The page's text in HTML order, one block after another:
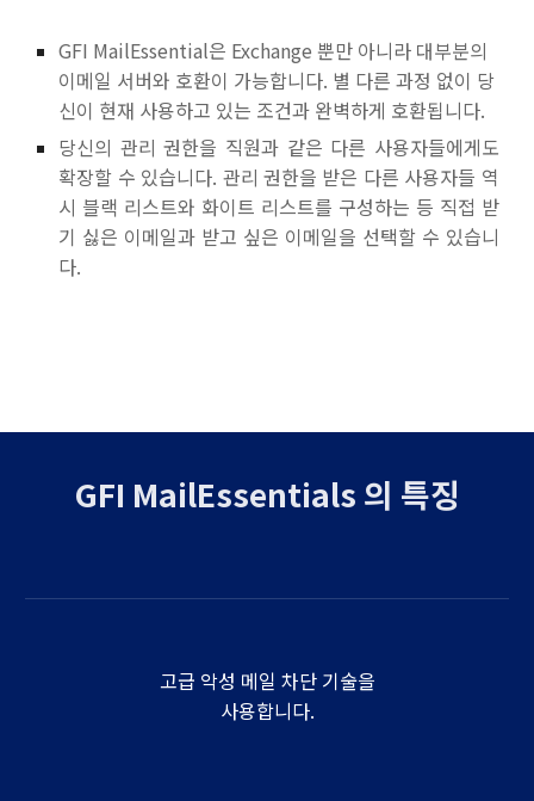
GFI MailEssential은 Exchange 뿐만 아니라 대부분의
이메일 서버와 호환이 가능합니다. 별 다른 과정 없이 당
신이 현재 사용하고 있는 조건과 완벽하게 호환됩니다.
당신의 관리 권한을 직원과 같은 다른 사용자들에게도
확장할 수 있습니다. 관리 권한을 받은 다른 사용자들 역
시 블랙 리스트와 화이트 리스트를 구성하는 등 직접 받
기 싫은 이메일과 받고 싶은 이메일을 선택할 수 있습니
다.
GFI MailEssentials 의 특징
고급 악성 메일 차단 기술을
사용합니다.